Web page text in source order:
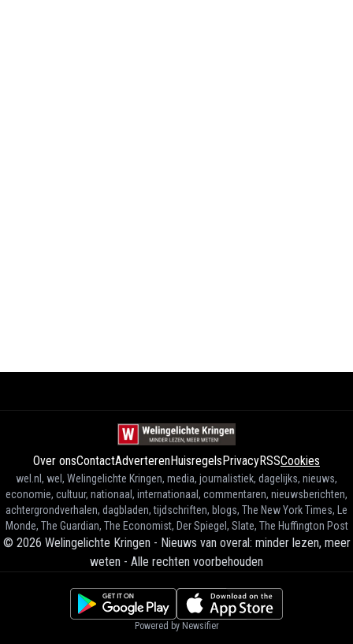
Over onsContactAdverterenHuisregelsPrivacyRSSCookies
wel.nl, wel, Welingelichte Kringen, media, journalistiek, dagelijks, nieuws,
economie, cultuur, nationaal, internationaal, commentaren, nieuwsberichten,
achtergrondverhalen, dagbladen, tijdschriften, blogs, The New York Times, Le
Monde, The Guardian, The Economist, Der Spiegel, Slate, The Huffington Post
© 2026 Welingelichte Kringen - Nieuws van overal: minder lezen, meer
weten - Alle rechten voorbehouden
Powered by Newsifier